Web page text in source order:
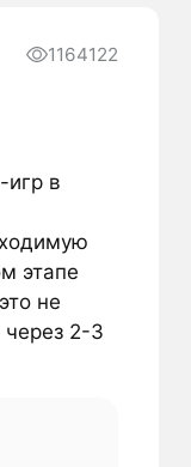
1164122
игр в
этапе
не
2-3